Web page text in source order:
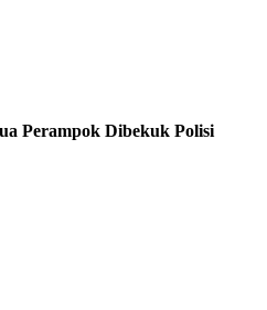
Perampok Dibekuk Polisi